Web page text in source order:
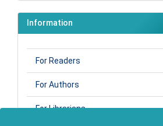
Information
For Readers
For Authors
For Librarians